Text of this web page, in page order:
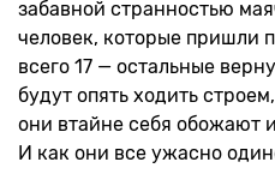
забавной странностью
человек, которые пришли
всего 17 — остальные
будут опять ходить
они втайне себя обожают
И как они все ужасно